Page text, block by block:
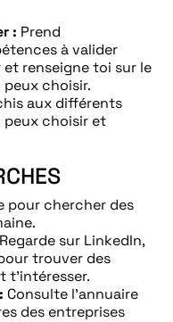
: Prend
à valider
renseigne toi sur le
choisir.
aux différents
peux choisir et
pour chercher des
Regarde sur LinkedIn,
trouver des
t’intéresser.
Consulte l’annuaire
des entreprises